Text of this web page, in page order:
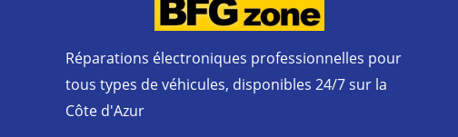
Réparations électroniques professionnelles pour
tous types de véhicules, disponibles 24/7 sur la
Côte d'Azur